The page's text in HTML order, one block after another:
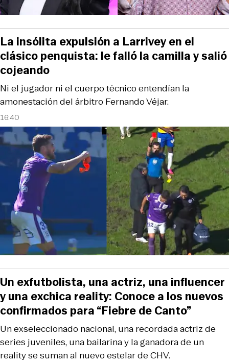
16:40
Ni el jugador ni el cuerpo técnico entendían la
amonestación del árbitro Fernando Véjar.
La insólita expulsión a Larrivey en el
clásico penquista: le falló la camilla y salió
cojeando
Un exseleccionado nacional, una recordada actriz de
series juveniles, una bailarina y la ganadora de un
reality se suman al nuevo estelar de CHV.
Un exfutbolista, una actriz, una influencer
y una exchica reality: Conoce a los nuevos
confirmados para “Fiebre de Canto”